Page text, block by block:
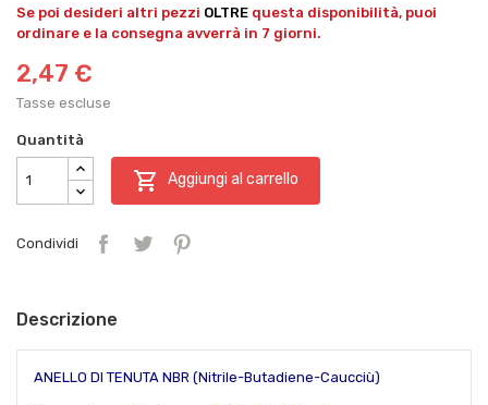
Se poi desideri altri pezzi OLTRE questa disponibilità, puoi
ordinare e la consegna avverrà in 7 giorni.
2,47 €
Tasse escluse
Quantità
 Aggiungi al carrello
Condividi
Descrizione
ANELLO DI TENUTA NBR (Nitrile-Butadiene-Caucciù)